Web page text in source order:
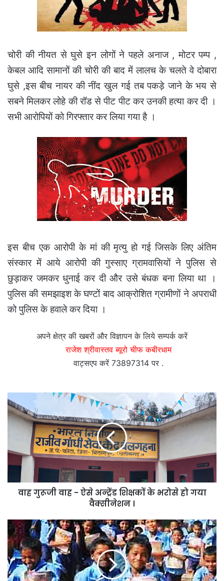
चोरी की नीयत से घुसे इन लोगों ने पहले अनाज , मोटर पम्प ,
केबल आदि सामानों की चोरी की बाद में लालच के चलते वे दोबारा
घुसे ,इस बीच नायर की नींद खुल गई तब पकड़े जाने के भय से
सबने मिलकर लोहे की रॉड से पीट पीट कर उनकी हत्या कर दी ।
सभी आरोपियों को गिरफ्तार कर लिया गया है ।
इस बीच एक आरोपी के मां की मृत्यु हो गई जिसके लिए अंतिम
संस्कार में आये आरोपी की गुस्साए ग्रामवासियों ने पुलिस से
छुड़ाकर जमकर धुनाई कर दी और उसे बंधक बना लिया था ।
पुलिस की समझाइश के घण्टों बाद आक्रोशित ग्रामीणों ने अपराधी
को पुलिस के हवाले कर दिया ।
अपने क्षेत्र की खबरों और विज्ञापन के लिये सम्पर्क करें
राजेश श्रीवास्तव ब्यूरो चीफ कबीरधाम
वाट्सएप करें 73897314 पर .
वाह
गुरूजी
वाह
अन्ट्रेंड
शिक्षकों
के
भरोसे
।
वाह गुरूजी वाह - ऐसे अन्ट्रेंड शिक्षकों के भरोसे हो गया
वैक्सीनेशन ।
दो
साल
बाद
स्कूल
तो
खुला